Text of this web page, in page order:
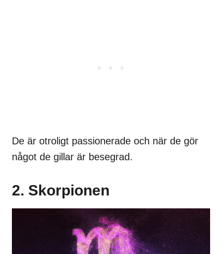
De är otroligt passionerade och när de gör
något de gillar är besegrad.
2. Skorpionen